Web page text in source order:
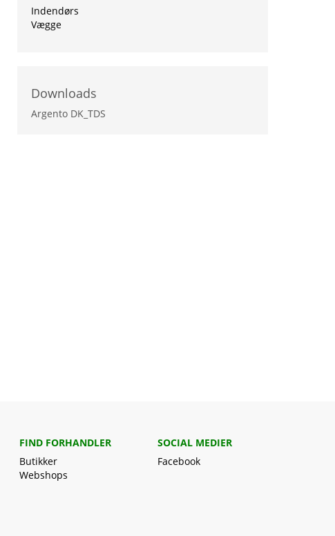
Indendørs
Vægge
Downloads
Argento DK_TDS
FIND FORHANDLER
Butikker
Webshops
SOCIAL MEDIER
Facebook